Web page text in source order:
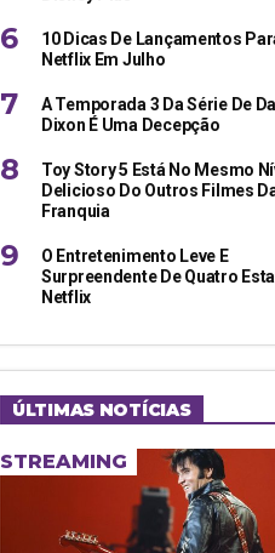
10 Dicas De Lançamentos
Netflix Em Julho
A Temporada 3 Da Série De
Dixon É Uma Decepção
Toy Story 5 Está No Mesmo
Delicioso Do Outros Filmes
Franquia
O Entretenimento Leve E
Surpreendente De Quatro
Netflix
ÚLTIMAS NOTÍCIAS
STREAMING